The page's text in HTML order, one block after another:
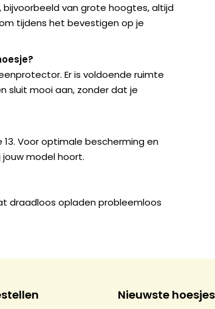
bijvoorbeeld van grote hoogtes, altijd
tijdens het bevestigen op je
Er is voldoende ruimte
sluit mooi aan, zonder dat je
Voor optimale bescherming en
model hoort.
draadloos opladen probleemloos
Nieuwste hoesjes